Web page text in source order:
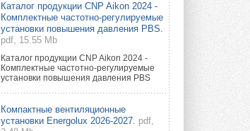
Каталог продукции CNP Aikon 2024 -
Комплектные частотно-регулируемые
установки повышения давления PBS.
pdf, 15.55 Mb
Каталог продукции CNP Aikon 2024 -
Комплектные частотно-регулируемые
установки повышения давления PBS
Компактные вентиляционные
установки Energolux 2026-2027. pdf,